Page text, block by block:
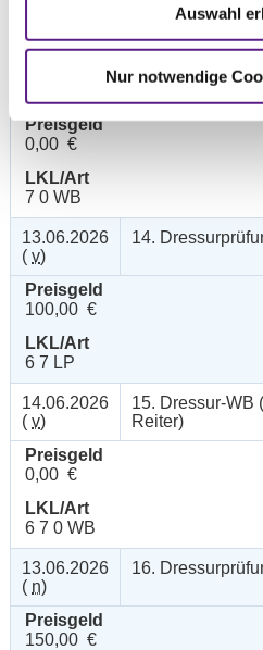
Auswahl
Nur notwendige
14.06.2026
13. Pony-
Trail B (Fehler
Preisgeld
0,00 €
LKL/Art
7 0 WB
13.06.2026
( v)
14.
Preisgeld
100,00 €
LKL/Art
6 7 LP
14.06.2026
( v)
15. Dressur-WB
Reiter)
Preisgeld
0,00 €
LKL/Art
6 7 0 WB
13.06.2026
( n)
16.
Preisgeld
150,00 €